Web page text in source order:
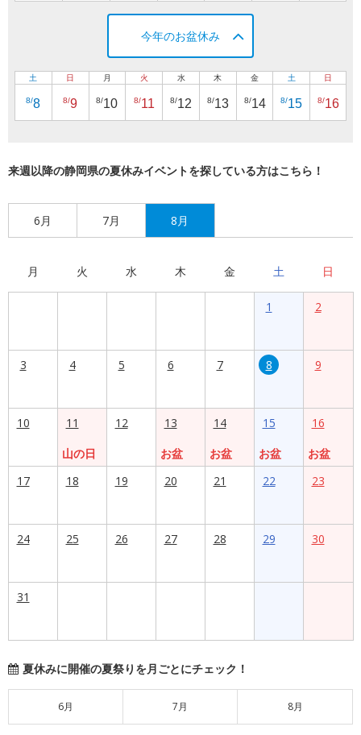
今年のお盆休み
土
8/8
日
8/9
月
8/10
火
8/11
水
8/12
木
8/13
金
8/14
土
8/15
日
8/16
来週以降の静岡県の夏休みイベントを探している方はこちら！
6月 7月 8月
月 火 水 木 金 土 日
1 2
3 4 5 6 7 8 9
10
11
山の日
12
13
お盆
14
お盆
15
お盆
16
お盆
17
18 19 20 21 22 23
24 25 26 27 28 29 30
31
夏休みに開催の夏祭りを月ごとにチェック！
6月 7月 8月